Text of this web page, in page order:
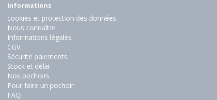
Informations
cookies et protection des données
Nous connaître
Informations légales
CGV
Sécurité paiements
Stock et délai
Nos pochoirs
Pour faire un pochoir
FAQ